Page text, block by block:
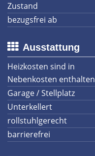
Zustand
bezugsfrei ab
Ausstattung
Heizkosten sind in
Nebenkosten enthalten
Garage / Stellplatz
Unterkellert
rollstuhlgerecht
barrierefrei